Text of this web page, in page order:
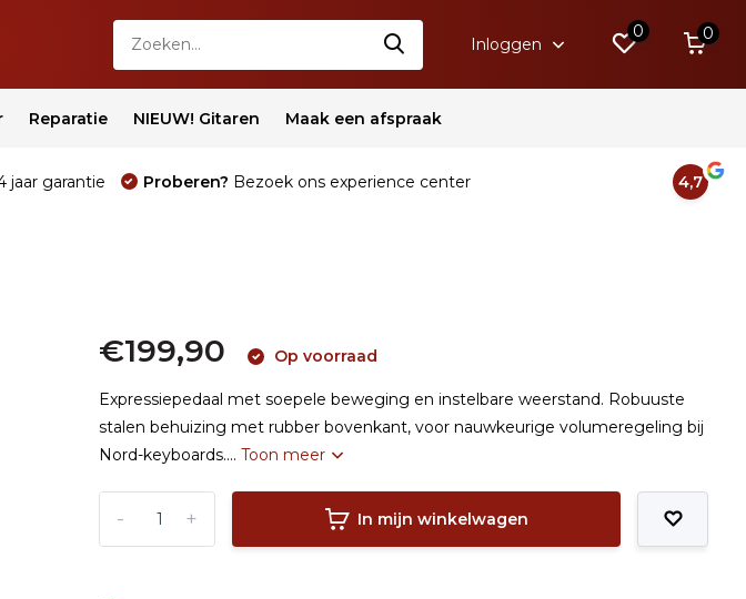
Inloggen
0 0
Reparatie NIEUW! Gitaren Maak een afspraak
jaar garantie Proberen? Bezoek ons experience center 4,7
€199,90 Op voorraad
Expressiepedaal met soepele beweging en instelbare weerstand. Robuuste
stalen behuizing met rubber bovenkant, voor nauwkeurige volumeregeling bij
Nord-keyboards....Toon meer
+
- In mijn winkelwagen